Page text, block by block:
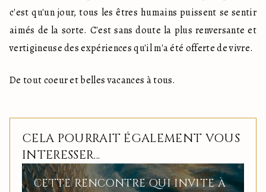
c'est qu'un jour, tous les êtres humains puissent se sentir
aimés de la sorte. C'est sans doute la plus renversante et
vertigineuse des expériences qu'il m'a été offerte de vivre.
De tout coeur et belles vacances à tous.
CELA POURRAIT ÉGALEMENT VOUS
INTERESSER...
CETTE RENCONTRE QUI INVITE À